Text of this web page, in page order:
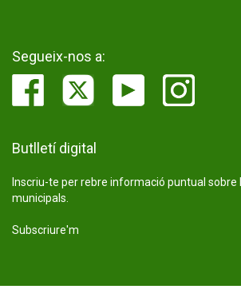
Segueix-nos a:
Butlletí digital
Inscriu-te per rebre informació puntual sobre
municipals.
Subscriure'm